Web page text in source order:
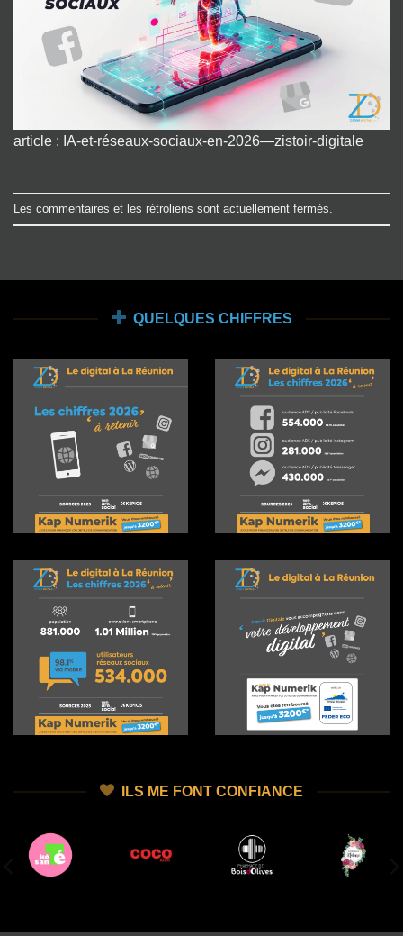
article : IA-et-réseaux-sociaux-en-2026—zistoir-digitale
Les commentaires et les rétroliens sont actuellement fermés.
QUELQUES CHIFFRES
ILS ME FONT CONFIANCE